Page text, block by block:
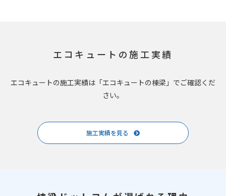
エコキュートの施工実績
エコキュートの施工実績は「エコキュートの棟梁」でご確認くだ
さい。
施工実績を見る